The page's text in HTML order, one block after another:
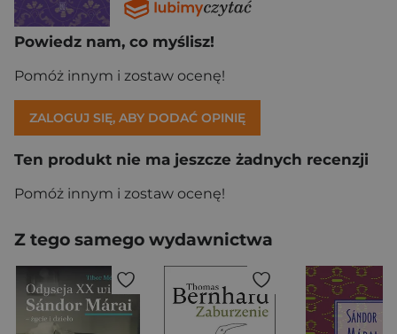
Powiedz nam, co myślisz!
Pomóż innym i zostaw ocenę!
ZALOGUJ SIĘ, ABY DODAĆ OPINIĘ
Ten produkt nie ma jeszcze żadnych recenzji
Pomóż innym i zostaw ocenę!
Z tego samego wydawnictwa